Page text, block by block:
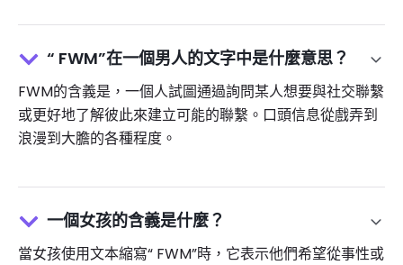
“ FWM”在一個男人的文字中是什麼意思？
FWM的含義是，一個人試圖通過詢問某人想要與社交聯繫
或更好地了解彼此來建立可能的聯繫。口頭信息從戲弄到
浪漫到大膽的各種程度。
一個女孩的含義是什麼？
當女孩使用文本縮寫“ FWM”時，它表示他們希望從事性或